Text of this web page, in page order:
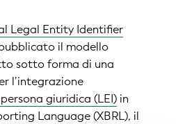
Legal Entity Identifier
il modello
sotto forma di una
l’integrazione
giuridica (LEI) in
Language (XBRL), il